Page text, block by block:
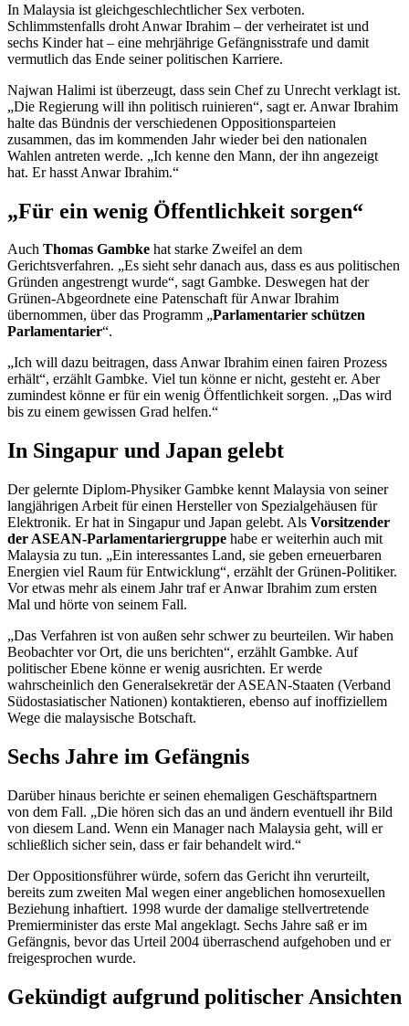
In Malaysia ist gleichgeschlechtlicher Sex verboten.
Schlimmstenfalls droht Anwar Ibrahim – der verheiratet ist und
sechs Kinder hat – eine mehrjährige Gefängnisstrafe und damit
vermutlich das Ende seiner politischen Karriere.
Najwan Halimi ist überzeugt, dass sein Chef zu Unrecht verklagt ist.
„Die Regierung will ihn politisch ruinieren“, sagt er. Anwar Ibrahim
halte das Bündnis der verschiedenen Oppositionsparteien
zusammen, das im kommenden Jahr wieder bei den nationalen
Wahlen antreten werde. „Ich kenne den Mann, der ihn angezeigt
hat. Er hasst Anwar Ibrahim.“
„Für ein wenig Öffentlichkeit sorgen“
Auch Thomas Gambke hat starke Zweifel an dem
Gerichtsverfahren. „Es sieht sehr danach aus, dass es aus politischen
Gründen angestrengt wurde“, sagt Gambke. Deswegen hat der
Grünen-Abgeordnete eine Patenschaft für Anwar Ibrahim
übernommen, über das Programm „Parlamentarier schützen
Parlamentarier“.
„Ich will dazu beitragen, dass Anwar Ibrahim einen fairen Prozess
erhält“, erzählt Gambke. Viel tun könne er nicht, gesteht er. Aber
zumindest könne er für ein wenig Öffentlichkeit sorgen. „Das wird
bis zu einem gewissen Grad helfen.“
In Singapur und Japan gelebt
Der gelernte Diplom-Physiker Gambke kennt Malaysia von seiner
langjährigen Arbeit für einen Hersteller von Spezialgehäusen für
Elektronik. Er hat in Singapur und Japan gelebt. Als Vorsitzender
der ASEAN-Parlamentariergruppe habe er weiterhin auch mit
Malaysia zu tun. „Ein interessantes Land, sie geben erneuerbaren
Energien viel Raum für Entwicklung“, erzählt der Grünen-Politiker.
Vor etwas mehr als einem Jahr traf er Anwar Ibrahim zum ersten
Mal und hörte von seinem Fall.
„Das Verfahren ist von außen sehr schwer zu beurteilen. Wir haben
Beobachter vor Ort, die uns berichten“, erzählt Gambke. Auf
politischer Ebene könne er wenig ausrichten. Er werde
wahrscheinlich den Generalsekretär der ASEAN-Staaten (Verband
Südostasiatischer Nationen) kontaktieren, ebenso auf inoffiziellem
Wege die malaysische Botschaft.
Sechs Jahre im Gefängnis
Darüber hinaus berichte er seinen ehemaligen Geschäftspartnern
von dem Fall. „Die hören sich das an und ändern eventuell ihr Bild
von diesem Land. Wenn ein Managernach Malaysia geht, will er
schließlich sicher sein, dass erfairbehandelt wird.“
Der Oppositionsführer würde, sofern das Gericht ihn verurteilt,
bereits zum zweiten Mal wegen einer angeblichen homosexuellen
Beziehung inhaftiert. 1998 wurde der damalige stellvertretende
Premierminister das erste Mal angeklagt. Sechs Jahre saß er im
Gefängnis, bevor das Urteil 2004 überraschend aufgehoben und er
freigesprochen wurde.
Gekündigt aufgrund politischer Ansichten